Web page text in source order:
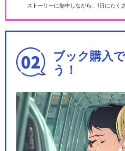
ストーリーに熱中しながら、1日にたく
ブック購入
う！